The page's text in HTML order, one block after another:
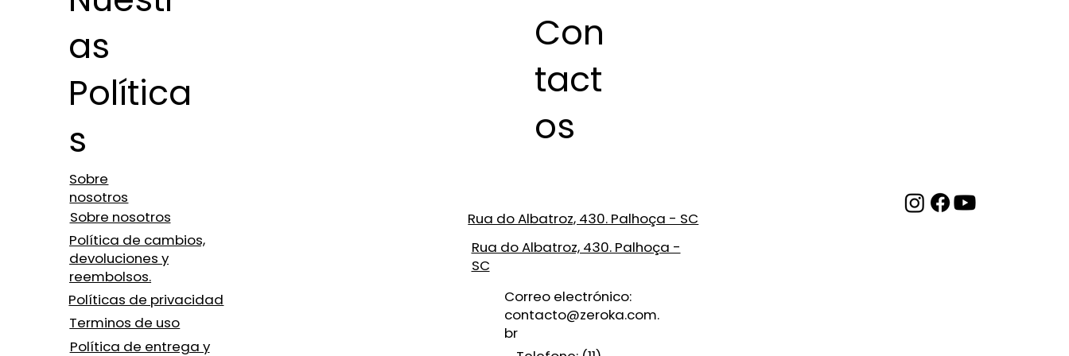
as
Política
s
Sobre nosotros
Sobre
nosotros
Política de cambios,
devoluciones y
reembolsos.
Políticas de privacidad
Política de entrega y
Terminos de uso
Con
tact
os
Rua do Albatroz, 430. Palhoça - SC
Rua do Albatroz, 430. Palhoça -
SC
Correo electrónico:
contacto@zeroka.com.
br